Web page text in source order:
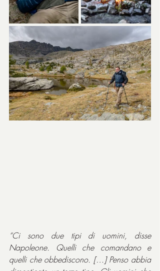
“Ci sono due tipi di uomini, disse
Napoleone. Quelli che comandano e
quelli che obbediscono. […] Penso abbia